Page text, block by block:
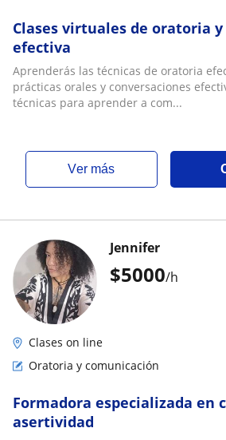
Clases virtuales de oratoria
efectiva
Aprenderás las técnicas de oratoria
prácticas orales y conversaciones
técnicas para aprender a com...
ver más
$5000/h
Jennifer
Clases on line
Oratoria y comunicación
Formadora especializada en
asertividad